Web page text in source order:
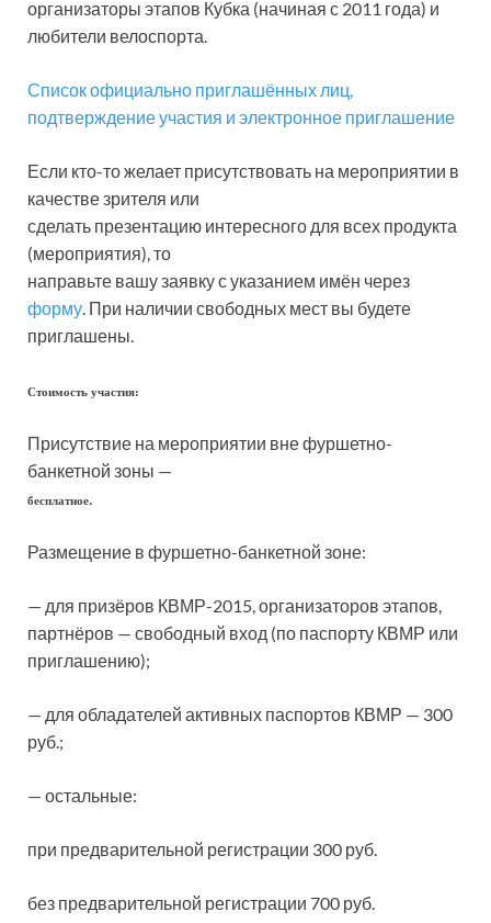
организаторы этапов Кубка (начиная с 2011 года) и
любители велоспорта.
Список официально приглашённых лиц,
подтверждение участия и электронное приглашение
Если кто-то желает присутствовать на мероприятии в
качестве зрителя или
сделать презентацию интересного для всех продукта
(мероприятия), то
направьте вашу заявку с указанием имён через
форму . При наличии свободных мест вы будете
приглашены.
Стоимость участия:
Присутствие на мероприятии вне фуршетно-
банкетной зоны —
бесплатное
Размещение в фуршетно-банкетной зоне:
— для призёров КВМР-2015, организаторов этапов,
партнёров — свободный вход (по паспорту КВМР или
приглашению);
— для обладателей активных паспортов КВМР — 300
руб.;
— остальные:
при предварительной регистрации 300 руб.
без предварительной регистрации 700 руб.